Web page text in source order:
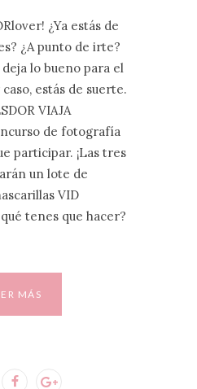
¿Ya estás de
¿A punto de irte?
lo bueno para el
estás de suerte.
VIAJA
de fotografía
participar. ¡Las tres
un lote de
VID
tenes que hacer?
MÁS